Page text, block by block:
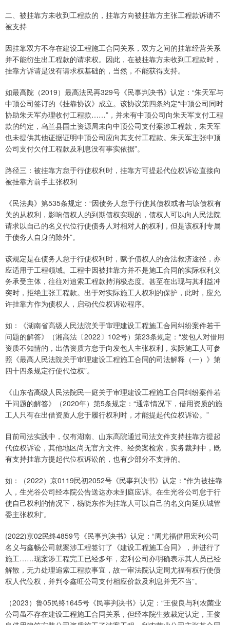
二、被挂靠方未收到工程款的，挂靠方向被挂靠方主张工程款诉请不
被支持
因挂靠双方不存在建设工程施工合同关系，双方之间的挂靠经营关系
并不能衍生出工程款的请求权。因此，在被挂靠方未收到工程款时，
挂靠方诉请是没有请求权基础的，当然，不能获得支持。
如最高院（2019）最高法民再329号《民事判决书》认定：“朱天军与
中顶公司签订的《挂靠协议》成立。该协议第四条约定“中顶公司同时
协助朱天军办理收付工程款……”，并未有中顶公司向朱天军支付工程
款的约定，乌兰县国土资源局未向中顶公司支付案涉工程款，朱天军
也未提供其他证据证明中顶公司应向其支付工程款。朱天军主张中顶
公司支付欠付工程款及利息没有事实依据”。
路径三：被挂靠方怠于行使权利时，挂靠方可提起代位权诉讼直接向
被挂靠方前手主张权利
《民法典》第535条规定：“因债务人怠于行使其债权或者与该债权有
关的从权利，影响债权人的到期债权实现的，债权人可以向人民法院
请求以自己的名义代位行使债务人对相对人的权利，但是该权利专属
于债务人自身的除外”。
该规定是在债务人怠于行使权利时，赋予债权人的合法救济途径，亦
应适用于工程领域。工程中因被挂靠方并不是施工合同的实际权利义
务承受主体，往往对追索工程款持消极态度。甚至在出现与其利益冲
突时，拒绝主张工程款。出于对实际施工人权利的保护，此时，应允
许挂靠方作为债权人，启动代位权诉讼程序。
如：《湖南省高级人民法院关于审理建设工程施工合同纠纷案件若干
问题的解答》（湘高法〔2022〕102号）第23条规定：“发包人对借用
资质不知情的，出借资质方怠于向发包人主张权利，实际施工人可参
照《最高人民法院关于审理建设工程施工合同的司法解释（一）》第
四十四条规定行使代位权”。
《山东省高级人民法院民一庭关于审理建设工程施工合同纠纷案件若
干问题的解答》（2020年）第5条规定：“通常情况下，借用资质的施
工人只有在出借资质人怠于履行权利时，才能提起代位权诉讼。”
目前司法实践中，仅有湖南、山东高院通过司法文件支持挂靠方提起
代位权诉讼，其他地区尚无官方文件。经类案检索，实务裁判中，既
有支持挂靠方提起代位权诉讼的，也有少部分不支持的。
如：（2022）京0119民初2052号《民事判决书》认定：“作为被挂靠
人，生光谷公司经本院公告送达亦未到庭应诉。在生光谷公司怠于行
使自己权利的情况下，杨晓东作为挂靠人可以自己的名义向延庆城管
委主张权利”。
(2022)京02民终4859号《民事判决书》认定：“周尤福借用宏利公司
名义与鑫畅公司就案涉工程签订了《建设工程施工合同》，并进行了
施工……现案涉工程完工已经多年，宏利公司亦明确表示其人员已经
解散，无力处理追索工程款事宜，故一审法院认定周尤福有权行使债
权人代位权，并判令鑫旺公司支付相应价款及利息并无不当”。
（2023）鲁05民终1645号《民事判决书》认定：“王俊良与利农菌业
公司虽不存在建设工程施工合同关系，但经本院生效裁定认定，王俊